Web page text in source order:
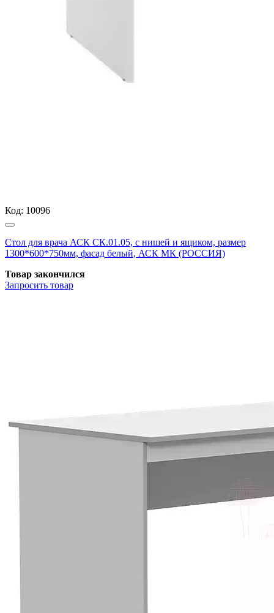
Код: 10096
Стол для врача АСК СК.01.05, с нишей и ящиком, размер
1300*600*750мм, фасад белый, АСК МК (РОССИЯ)
Товар закончился
Запросить товар